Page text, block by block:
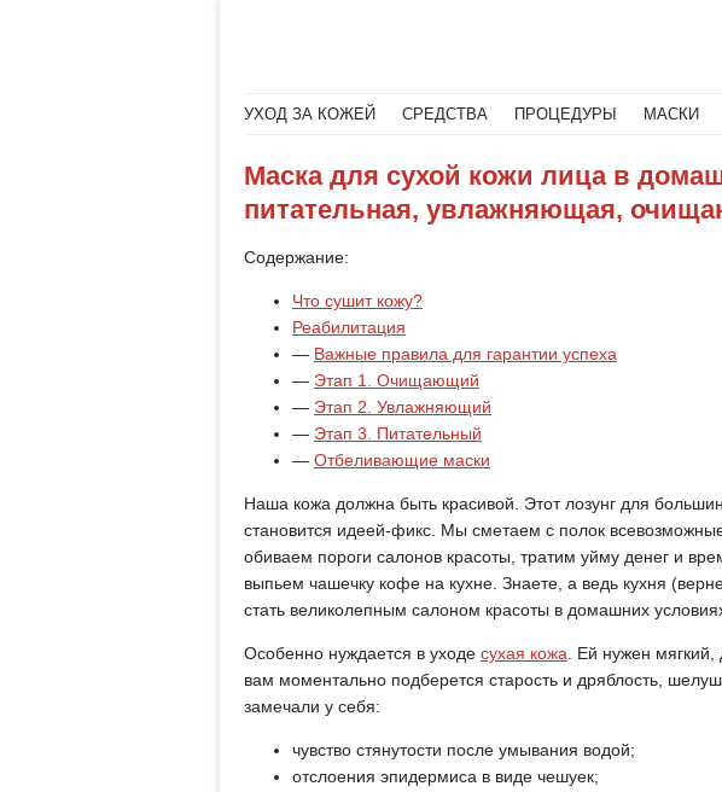
УХОД ЗА КОЖЕЙ СРЕДСТВА ПРОЦЕДУРЫ МАСКИ
Маска для сухой кожи лица в
питательная, увлажняющая,
Содержание:
Что сушит кожу?
Реабилитация
— Важные правила для гарантии успеха
— Этап 1. Очищающий
— Этап 2. Увлажняющий
— Этап 3. Питательный
— Отбеливающие маски
Наша кожа должна быть красивой. Этот лозунг для
становится идеей-фикс. Мы сметаем с полок всевозможные
обиваем пороги салонов красоты, тратим уйму денег и
выпьем чашечку кофе на кухне. Знаете, а ведь кухня
стать великолепным салоном красоты в домашних
Особенно нуждается в уходе сухая кожа . Ей нужен
вам моментально подберется старость и дряблость,
замечали у себя:
чувство стянутости после умывания водой;
отслоения эпидермиса в виде чешуек;